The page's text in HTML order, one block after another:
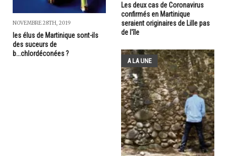
NOVEMBRE 28TH, 2019
les élus de Martinique sont-ils
des suceurs de
b...chlordéconées ?
Les deux cas de Coronavirus
confirmés en Martinique
seraient originaires de Lille pas
de l'île
A LA UNE